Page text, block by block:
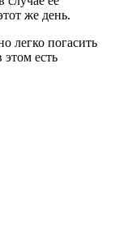
же день.
легко погасить
есть